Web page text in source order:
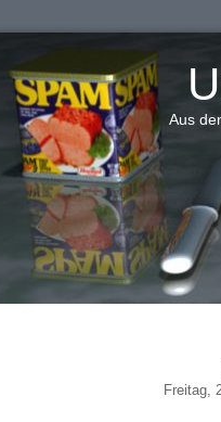
Aus
Freitag,